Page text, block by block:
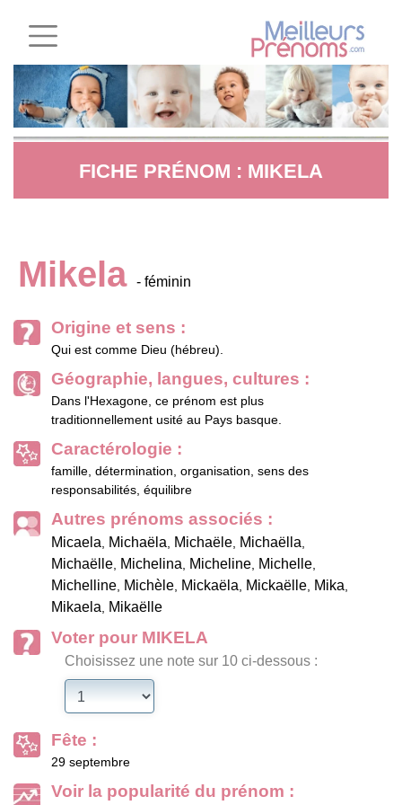
FICHE PRÉNOM : MIKELA
Mikela - féminin
Origine et sens :
Qui est comme Dieu (hébreu).
Géographie, langues, cultures :
Dans l'Hexagone, ce prénom est plus
traditionnellement usité au Pays basque.
Caractérologie :
famille, détermination, organisation, sens des
responsabilités, équilibre
Autres prénoms associés :
Micaela, Michaëla, Michaële, Michaëlla,
Michaëlle, Michelina, Micheline, Michelle,
Michelline, Michèle, Mickaëla, Mickaëlle, Mika,
Mikaela, Mikaëlle
Voter pour MIKELA
Choisissez une note sur 10 ci-dessous :
Fête :
29 septembre
Voir la popularité du prénom :